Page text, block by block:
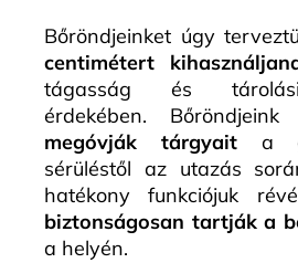
Bőröndjeinket úgy
centimétert
tágasság és
érdekében.
megóvják tárgyaita
sérüléstől az utazás
hatékony funkciójuk
biztonságosan tartják a
a helyén.